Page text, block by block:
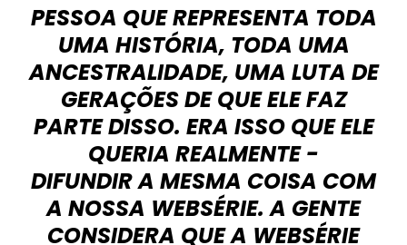
PESSOA QUE REPRESENTA TODA
UMA HISTÓRIA, TODA UMA
ANCESTRALIDADE, UMA LUTA DE
GERAÇÕES DE QUE ELE FAZ
PARTE DISSO. ERA ISSO QUE ELE
QUERIA REALMENTE -
DIFUNDIR A MESMA COISA COM
A NOSSA WEBSÉRIE. A GENTE
CONSIDERA QUE A WEBSÉRIE